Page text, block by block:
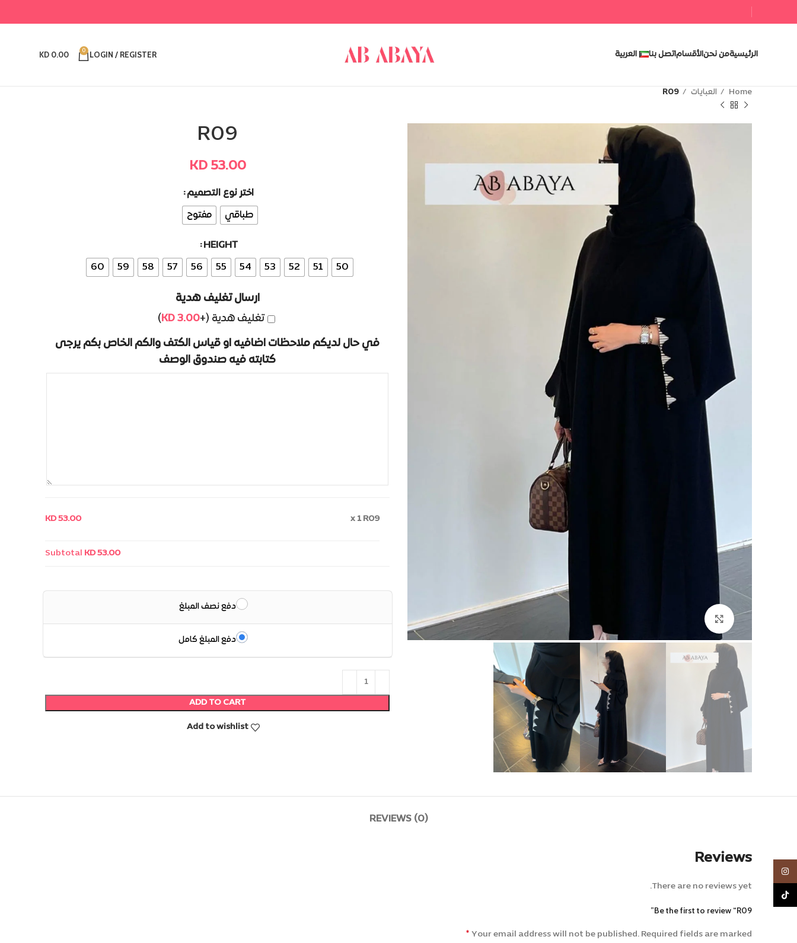
الرئيسيةمن نحنالأقساماتصل بنا العربية LOGIN / REGISTER
0
KD 0.00
Home العبايات R09
R09
KD53.00
اختر نوع التصميم
طباقي
مفتوح
HEIGHT
50
51
52
53
54
55
56
57
58
59
60
ارسال تغليف هدية
تغليف هدية (+ KD3.00
)
في حال لديكم ملاحظات اضافيه او قياس الكتف والكم الخاص بكم يرجى
كتابته فيه صندوق الوصف
x 1R09
KD 53.00
Subtotal KD 53.00
دفع نصف المبلغ
دفع المبلغ كامل
ADD TO CART
Alternative:
Add to wishlist
REVIEWS (0)
Reviews
There are no reviews yet.
Be the first to review “R09”
Your email address will not be published. Required fields are marked
* Alternative: